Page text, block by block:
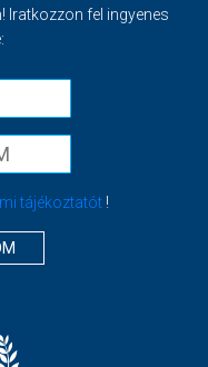
Iratkozzon fel ingyenes
tájékoztatót!